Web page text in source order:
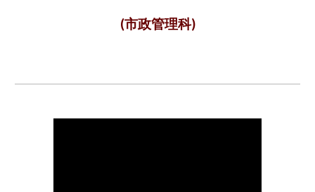
(市政管理科)